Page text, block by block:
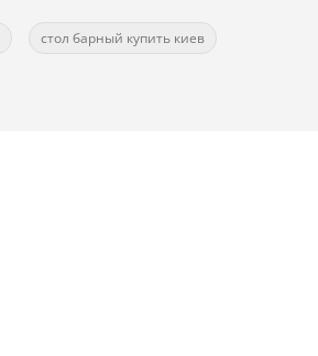
стол барный купить киев